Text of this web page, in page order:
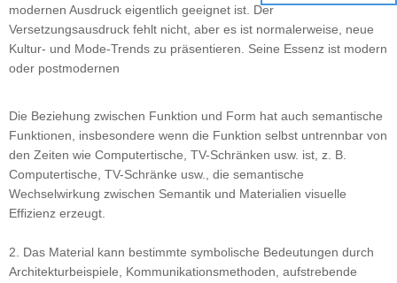
modernen Ausdruck eigentlich geeignet ist. Der
Versetzungsausdruck fehlt nicht, aber es ist normalerweise, neue
Kultur- und Mode-Trends zu präsentieren. Seine Essenz ist modern
oder postmodernen
Die Beziehung zwischen Funktion und Form hat auch semantische
Funktionen, insbesondere wenn die Funktion selbst untrennbar von
den Zeiten wie Computertische, TV-Schränken usw. ist, z. B.
Computertische, TV-Schränke usw., die semantische
Wechselwirkung zwischen Semantik und Materialien visuelle
Effizienz erzeugt.
2. Das Material kann bestimmte symbolische Bedeutungen durch
Architekturbeispiele, Kommunikationsmethoden, aufstrebende